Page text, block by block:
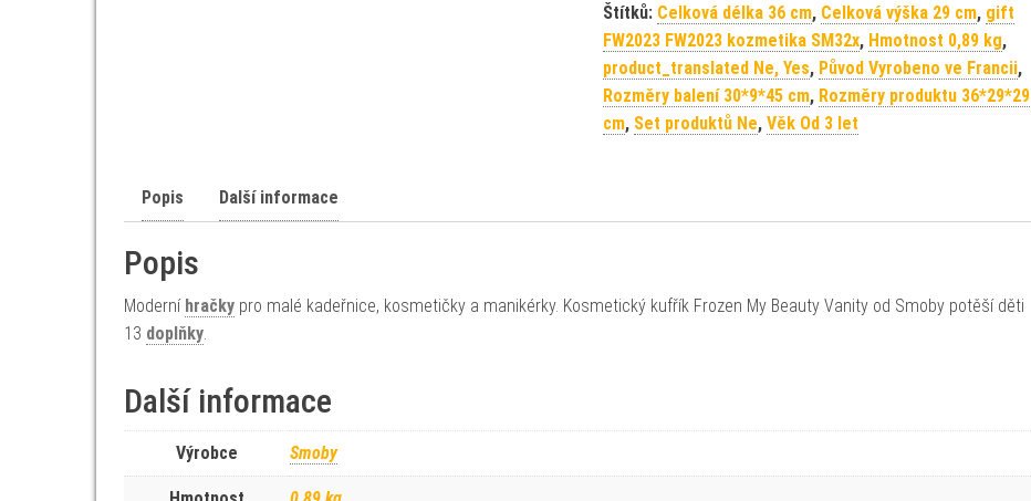
Štítků: Celková délka 36 cm, Celková výška 29 cm, gift
FW2023 FW2023 kozmetika SM32x, Hmotnost 0,89 kg,
product_translated Ne, Yes, Původ Vyrobeno ve Francii,
Rozměry balení 30*9*45 cm, Rozměry produktu 36*29*29
cm, Set produktů Ne, Věk Od 3 let
Popis Další informace
Popis
Moderní hračky pro malé kadeřnice, kosmetičky a manikérky. Kosmetický kufřík Frozen My Beauty Vanity od Smoby potěší děti
13 doplňky.
Další informace
Výrobce Smoby